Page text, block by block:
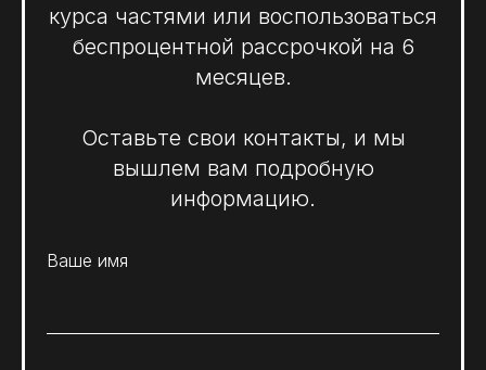
курса частями или воспользоваться
беспроцентной рассрочкой на 6
месяцев.
Оставьте свои контакты, и мы
вышлем вам подробную
информацию.
Ваше имя